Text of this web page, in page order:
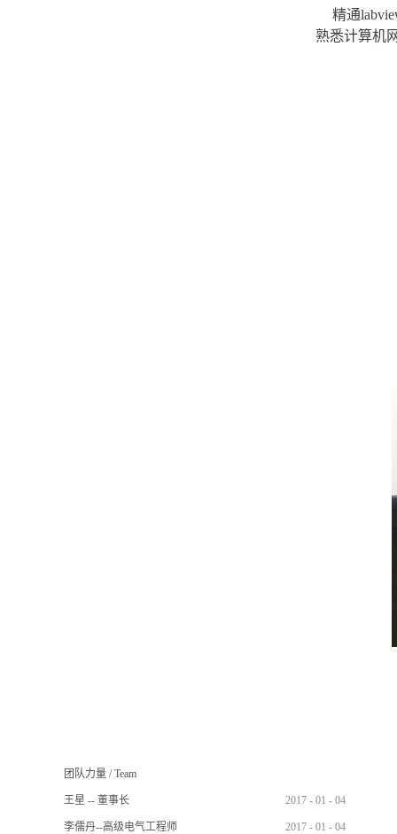
精通
熟悉计算机
团队力量 / Team
王星 -- 董事长 2017 - 01 - 04
李儒丹--高级电气工程师 2017 - 01 - 04